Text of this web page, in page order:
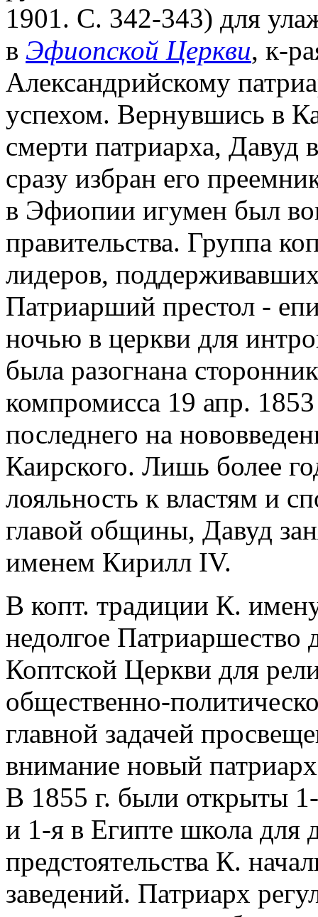
1901. С. 342-343) для
в Эфиопской Церкви, к-
Александрийскому
успехом. Вернувшись в
смерти патриарха, Давуд
сразу избран его
в Эфиопии игумен был
правительства. Группа
лидеров,
Патриарший престол -
ночью в церкви для
была разогнана
компромисса 19 апр.
последнего на
Каирского. Лишь более
лояльность к властям и
главой общины, Давуд
именем Кирилл IV.
В копт. традиции К.
недолгое
Коптской Церкви для
общественно-
главной задачей
внимание новый
В 1855 г. были открыты
и 1-я в Египте школа для
предстоятельства К.
заведений. Патриарх